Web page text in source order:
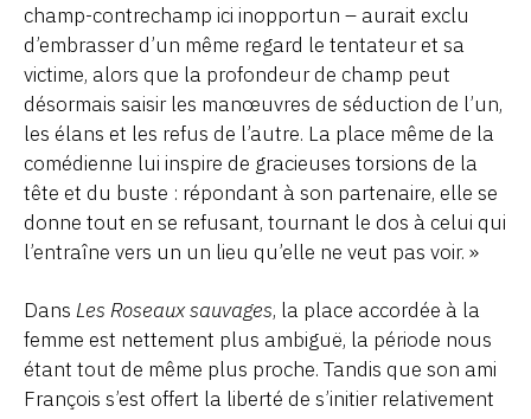
champ-contrechamp ici inopportun – aurait exclu
d’embrasser d’un même regard le tentateur et sa
victime, alors que la profondeur de champ peut
désormais saisir les manœuvres de séduction de l’un,
les élans et les refus de l’autre. La place même de la
comédienne lui inspire de gracieuses torsions de la
tête et du buste : répondant à son partenaire, elle se
donne tout en se refusant, tournant le dos à celui qui
l’entraîne vers un un lieu qu’elle ne veut pas voir. »
Dans Les Roseaux sauvages, la place accordée à la
femme est nettement plus ambiguë, la période nous
étant tout de même plus proche. Tandis que son ami
François s’est offert la liberté de s’initier relativement